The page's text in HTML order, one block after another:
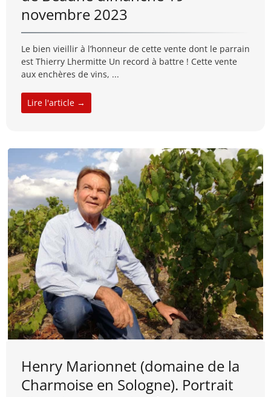
novembre 2023
Le bien vieillir à l’honneur de cette vente dont le parrain
est Thierry Lhermitte Un record à battre ! Cette vente
aux enchères de vins, ...
Lire l'article →
Henry Marionnet (domaine de la
Charmoise en Sologne). Portrait